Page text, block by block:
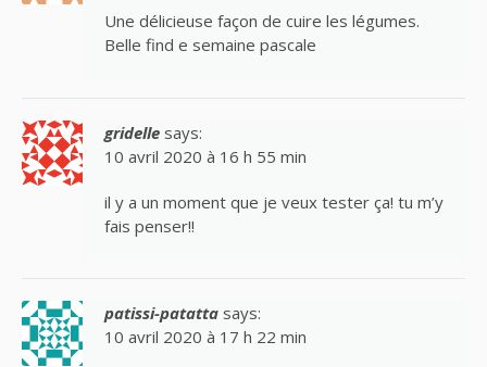
Une délicieuse façon de cuire les légumes.
Belle find e semaine pascale
gridelle says:
10 avril 2020 à 16 h 55 min
il y a un moment que je veux tester ça! tu m’y
fais penser!!
patissi-patatta says:
10 avril 2020 à 17 h 22 min